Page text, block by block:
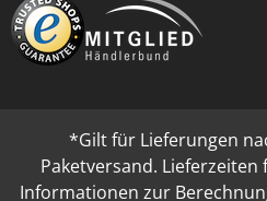
*Gilt für Lieferungen
Paketversand.
Informationen zur